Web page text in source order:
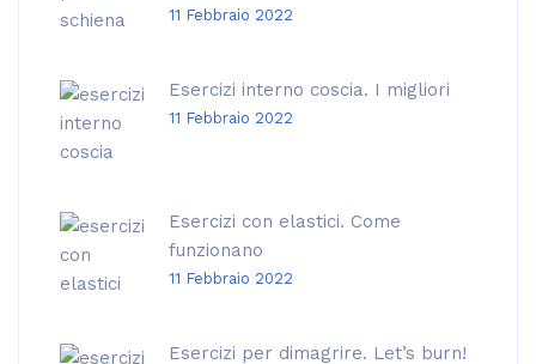
11 Febbraio 2022
Esercizi interno coscia. I migliori
11 Febbraio 2022
Esercizi con elastici. Come
funzionano
11 Febbraio 2022
Esercizi per dimagrire. Let’s burn!